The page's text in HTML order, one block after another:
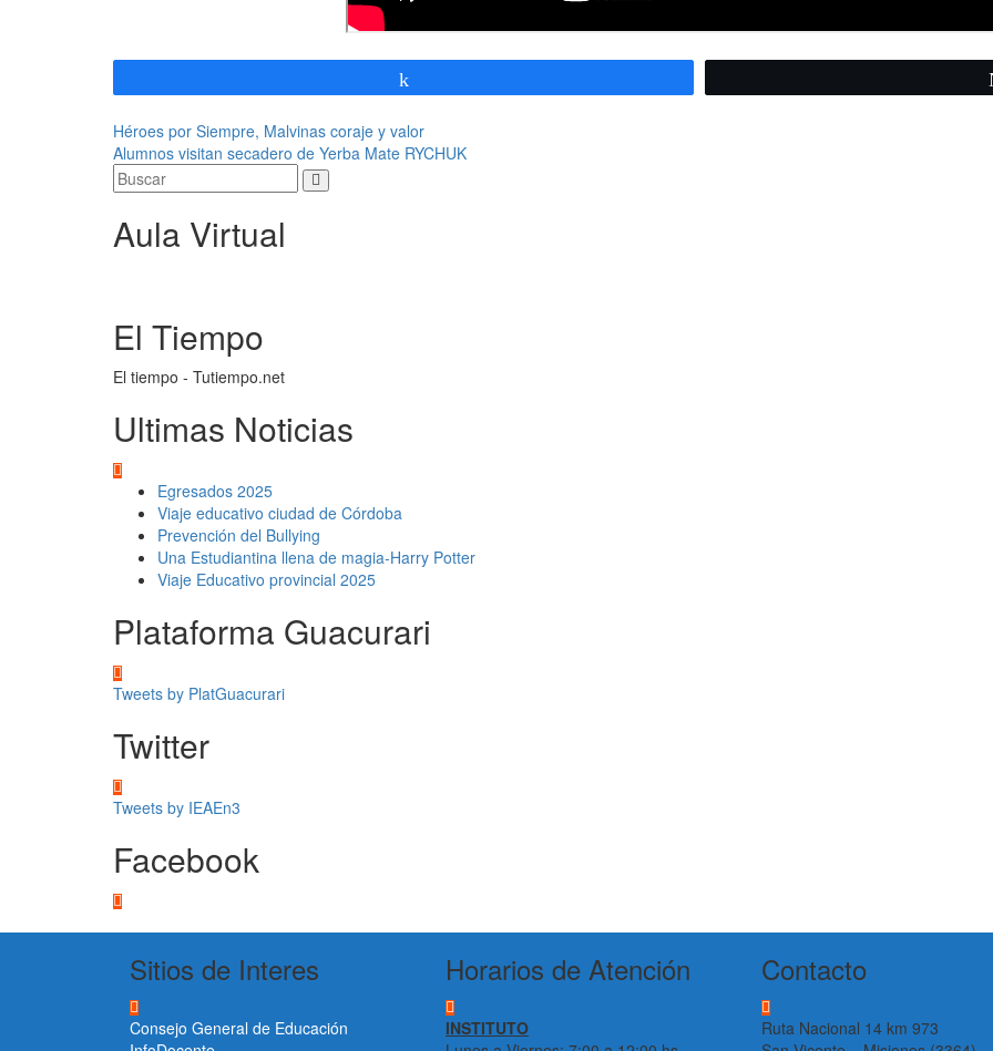
Navegación
de
entradas
Héroes por Siempre, Malvinas coraje y valor
Alumnos visitan secadero de Yerba Mate RYCHUK
Aula Virtual
El Tiempo
El tiempo - Tutiempo.net
Ultimas Noticias
Egresados 2025
Viaje educativo ciudad de Córdoba
Prevención del Bullying
Una Estudiantina llena de magia-Harry Potter
Viaje Educativo provincial 2025
Plataforma Guacurari
Tweets by PlatGuacurari
Twitter
Tweets by IEAEn3
Facebook
Sitios de Interes
Consejo General de Educación
Horarios de Atención
INSTITUTO
Contacto
Ruta Nacional 14 km 973